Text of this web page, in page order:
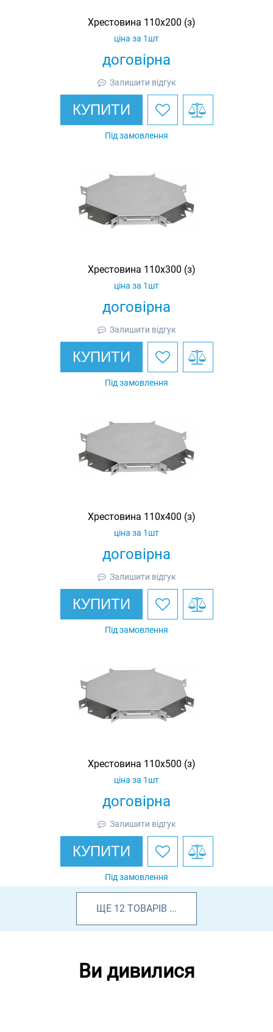
Хрестовина 110х200 (з)
договірна
ціна за 1шт
Залишити відгук
КУПИТИ
Під замовлення
Хрестовина 110х300 (з)
договірна
ціна за 1шт
Залишити відгук
КУПИТИ
Під замовлення
Хрестовина 110х400 (з)
договірна
ціна за 1шт
Залишити відгук
КУПИТИ
Під замовлення
Хрестовина 110х500 (з)
договірна
ціна за 1шт
Залишити відгук
КУПИТИ
Під замовлення
ЩЕ 12 ТОВАРІВ ...
Ви дивилися